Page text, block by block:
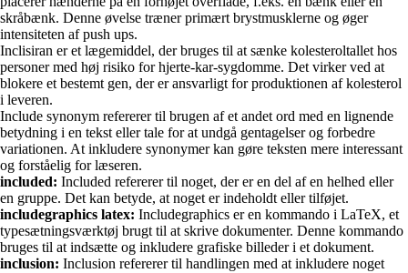
skråbænk. Denne øvelse træner primært brystmusklerne og øger
intensiteten af push ups.
Inclisiran er et lægemiddel, der bruges til at sænke kolesteroltallet hos
personer med høj risiko for hjerte-kar-sygdomme. Det virker ved at
blokere et bestemt gen, der er ansvarligt for produktionen af kolesterol
i leveren.
Include synonym refererer til brugen af et andet ord med en lignende
betydning i en tekst eller tale for at undgå gentagelser og forbedre
variationen. At inkludere synonymer kan gøre teksten mere interessant
og forståelig for læseren.
included: Included refererer til noget, der er en del af en helhed eller
en gruppe. Det kan betyde, at noget er indeholdt eller tilføjet.
includegraphics latex: Includegraphics er en kommando i LaTeX, et
typesætningsværktøj brugt til at skrive dokumenter. Denne kommando
bruges til at indsætte og inkludere grafiske billeder i et dokument.
inclusion: Inclusion refererer til handlingen med at inkludere noget